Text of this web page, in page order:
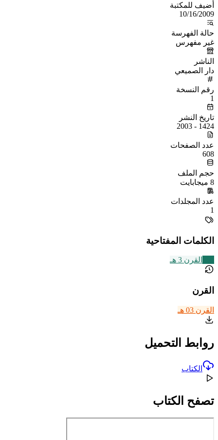
أُضيف للمكتبة
10/16/2009
حالة الفهرسة
غير مفهرس
الناشر
دار الصميعي
رقم النسخة
1
تاريخ النشر
1424 - 2003
عدد الصفحات
608
حجم الملف
8 ميجابايت
عدد المجلدات
1
الكلمات المفتاحية
القرن 3 هـ
القرن
القرن 03 هـ
روابط التحميل
الكتاب
تصفح الكتاب